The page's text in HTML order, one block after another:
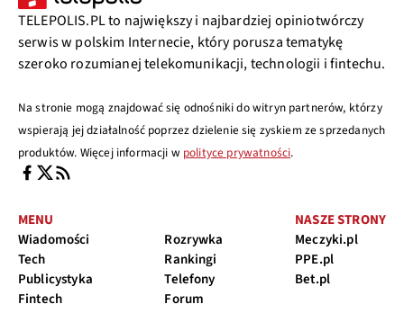
TELEPOLIS.PL to największy i najbardziej opiniotwórczy
serwis w polskim Internecie, który porusza tematykę
szeroko rozumianej telekomunikacji, technologii i fintechu.
Na stronie mogą znajdować się odnośniki do witryn partnerów, którzy
wspierają jej działalność poprzez dzielenie się zyskiem ze sprzedanych
produktów. Więcej informacji w polityce prywatności.
MENU
Wiadomości
Tech
Publicystyka
Fintech
Rozrywka
Rankingi
Telefony
Forum
NASZE STRONY
Meczyki.pl
PPE.pl
Bet.pl